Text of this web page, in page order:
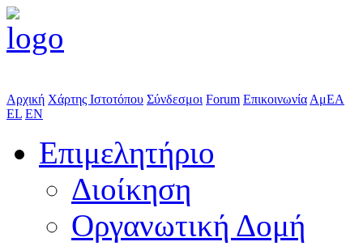
Αρχική Χάρτης Ιστοτόπου Σύνδεσμοι Forum Επικοινωνία ΑμΕΑ
EL EN
Επιμελητήριο
Διοίκηση
Οργανωτική Δομή